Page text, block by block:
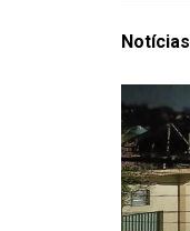
Notícias